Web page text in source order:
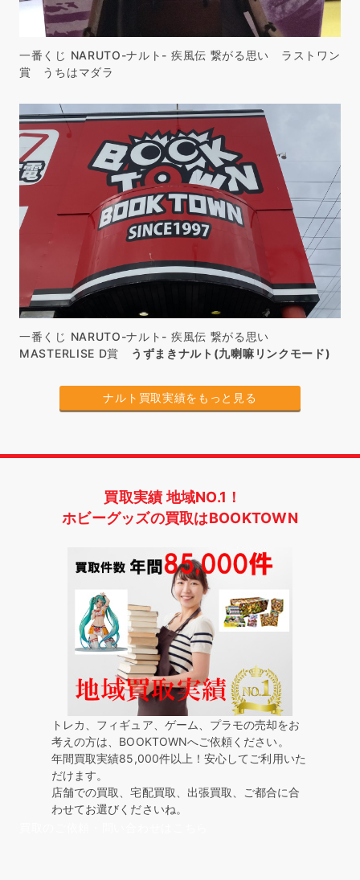
一番くじ NARUTO-ナルト- 疾風伝 繋がる思い ラストワン
賞 うちはマダラ
一番くじ NARUTO-ナルト- 疾風伝 繋がる思い
MASTERLISE D賞
うずまきナルト(九喇嘛リンクモード)
ナルト買取実績をもっと見る
買取実績 地域NO.1！
ホビーグッズの買取はBOOKTOWN
トレカ、フィギュア、ゲーム、プラモの売却をお
考えの方は、BOOKTOWNへご依頼ください。
年間買取実績85,000件以上！安心してご利用いた
だけます。
店舗での買取、宅配買取、出張買取、ご都合に合
わせてお選びくださいね。